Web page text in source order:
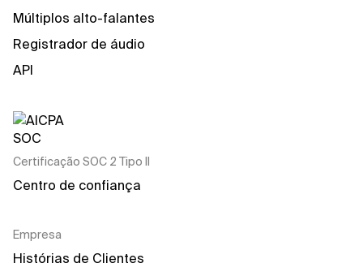
Múltiplos alto-falantes
Registrador de áudio
API
Certificação SOC 2 Tipo II
Centro de confiança
Empresa
Histórias de Clientes